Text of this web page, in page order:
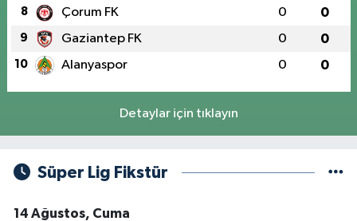
8 Çorum FK 0 0
9 Gaziantep FK 0 0
10 Alanyaspor 0 0
Detaylar için tıklayın
Süper Lig Fikstür
14 Ağustos, Cuma